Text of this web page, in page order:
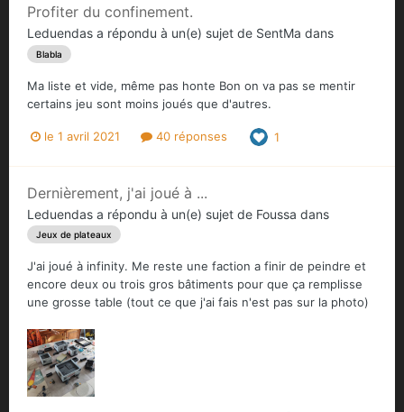
Profiter du confinement.
Leduendas a répondu à un(e) sujet de SentMa dans
Blabla
Ma liste et vide, même pas honte Bon on va pas se mentir
certains jeu sont moins joués que d'autres.
le 1 avril 2021 40 réponses 1
Dernièrement, j'ai joué à ...
Leduendas a répondu à un(e) sujet de Foussa dans
Jeux de plateaux
J'ai joué à infinity. Me reste une faction a finir de peindre et
encore deux ou trois gros bâtiments pour que ça remplisse
une grosse table (tout ce que j'ai fais n'est pas sur la photo)